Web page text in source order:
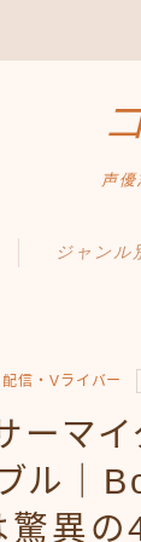
声
ジャンル
配信・Vライバー
ーマ
ル｜
驚異の